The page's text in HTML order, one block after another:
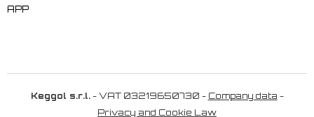
APP
Keggol s.r.l.- VAT 03219650730 - Company data -
Privacy and Cookie Law